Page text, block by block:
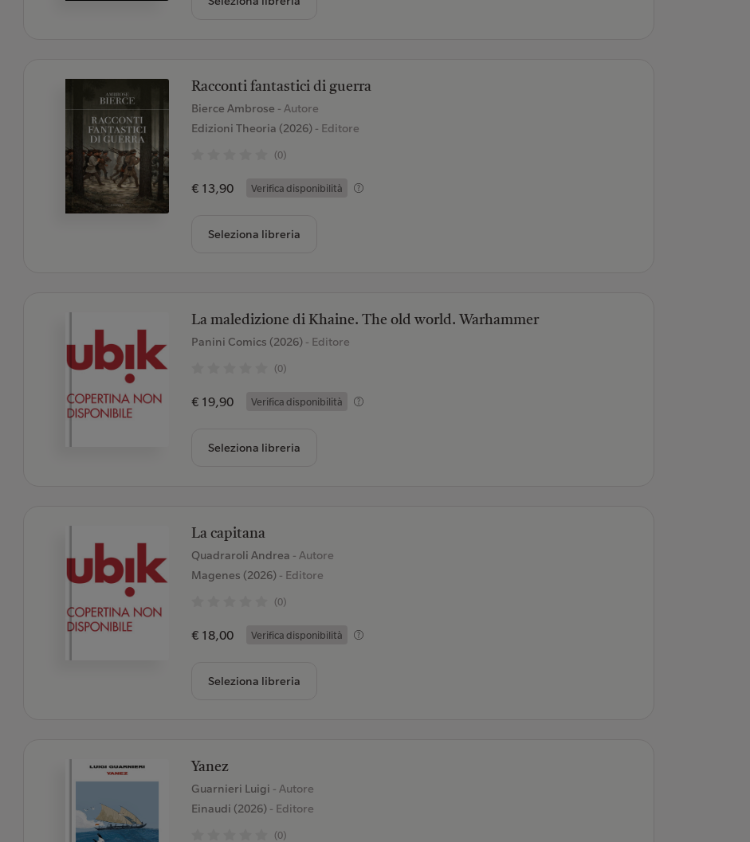
Racconti fantastici di guerra
Bierce Ambrose - Autore
Edizioni Theoria (2026)- Editore
(0)
€ 13,90 Verifica disponibilità
Seleziona libreria
La maledizione di Khaine. The old world. Warhammer
Panini Comics (2026)- Editore
(0)
€ 19,90 Verifica disponibilità
Seleziona libreria
La capitana
Quadraroli Andrea - Autore
Magenes (2026)- Editore
(0)
€ 18,00 Verifica disponibilità
Seleziona libreria
Yanez
Guarnieri Luigi - Autore
Einaudi (2026)- Editore
(0)